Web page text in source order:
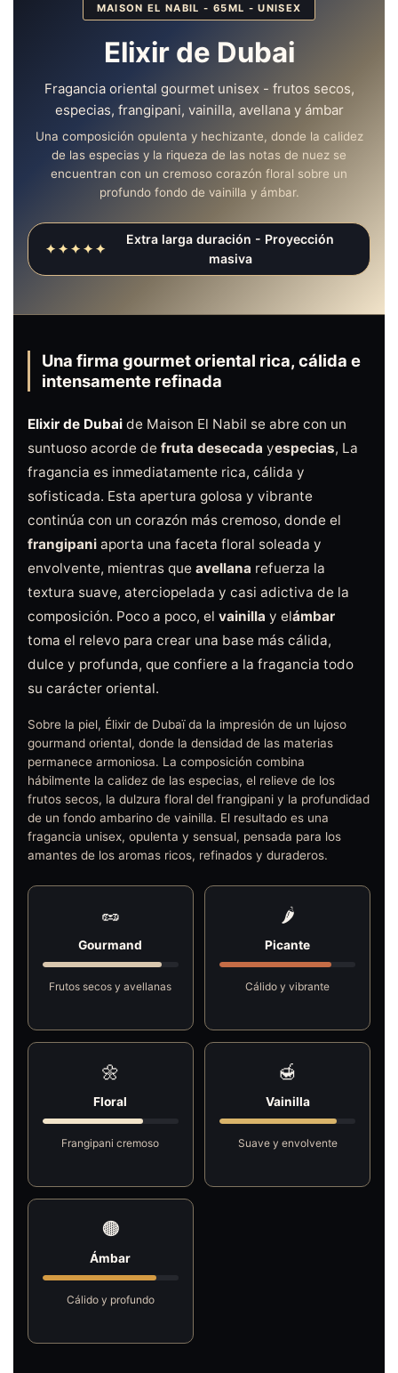
MAISON EL NABIL - 65ML - UNISEX
Elixir de Dubai
Fragancia oriental gourmet unisex - frutos secos,
especias, frangipani, vainilla, avellana y ámbar
Una composición opulenta y hechizante, donde la calidez
de las especias y la riqueza de las notas de nuez se
encuentran con un cremoso corazón floral sobre un
profundo fondo de vainilla y ámbar.
✦✦✦✦✦
Extra larga duración - Proyección
masiva
Una firma gourmet oriental rica, cálida e
intensamente refinada
Elixir de Dubai de Maison El Nabil se abre con un
suntuoso acorde de fruta desecada yespecias, La
fragancia es inmediatamente rica, cálida y
sofisticada. Esta apertura golosa y vibrante
continúa con un corazón más cremoso, donde el
frangipani aporta una faceta floral soleada y
envolvente, mientras que avellana refuerza la
textura suave, aterciopelada y casi adictiva de la
composición. Poco a poco, el vainilla y elámbar
toma el relevo para crear una base más cálida,
dulce y profunda, que confiere a la fragancia todo
su carácter oriental.
Sobre la piel, Élixir de Dubaï da la impresión de un lujoso
gourmand oriental, donde la densidad de las materias
permanece armoniosa. La composición combina
hábilmente la calidez de las especias, el relieve de los
frutos secos, la dulzura floral del frangipani y la profundidad
de un fondo ambarino de vainilla. El resultado es una
fragancia unisex, opulenta y sensual, pensada para los
amantes de los aromas ricos, refinados y duraderos.
🥜
Gourmand
Frutos secos y avellanas
🌶️
Picante
Cálido y vibrante
🌼
Floral
Frangipani cremoso
🍯
Vainilla
Suave y envolvente
🟤
Ámbar
Cálido y profundo